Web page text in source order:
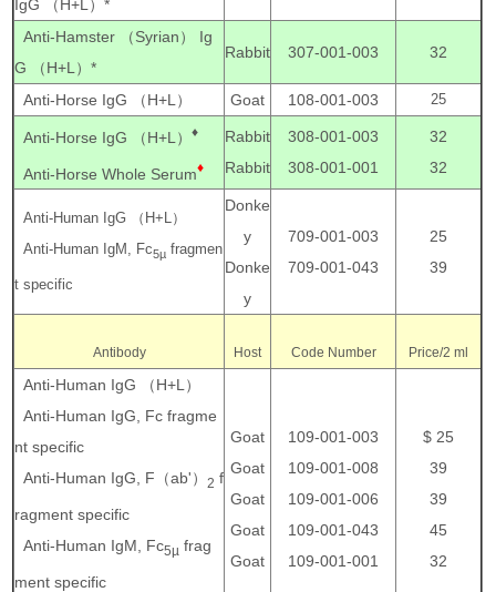
IgG （H+L）*
Anti-Hamster （Syrian） Ig
G （H+L）*
Rabbit 307-001-003 32
Anti-Horse IgG （H+L） Goat 108-001-003 25
Anti-Horse IgG （H+L）♦
Anti-Horse Whole Serum♦
Rabbit
Rabbit
308-001-003
308-001-001
32
32
Anti-Human IgG （H+L）
Anti-Human IgM, Fc5µ fragmen
t specific
Donke
y
Donke
y
709-001-003
709-001-043
25
39
Antibody Host Code Number Price/2 ml
Anti-Human IgG （H+L）
Anti-Human IgG, Fc fragme
nt specific
Anti-Human IgG, F（ab'）2 f
ragment specific
Anti-Human IgM, Fc5µ frag
ment specific
Goat
Goat
Goat
Goat
Goat
109-001-003
109-001-008
109-001-006
109-001-043
109-001-001
$ 25
39
39
45
32